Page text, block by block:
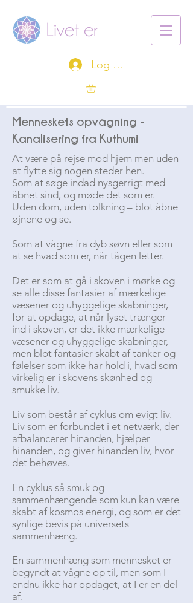
Log ind
Menneskets opvågning -
Kanalisering fra Kuthumi
At være på rejse mod hjem men uden
at flytte sig nogen steder hen.
Som at søge indad nysgerrigt med
åbnet sind, og møde det som er.
Uden dom, uden tolkning – blot åbne
øjnene og se.
Som at vågne fra dyb søvn eller som
at se hvad som er, når tågen letter.
Det er som at gå i skoven i mørke og
se alle disse fantasier af mærkelige
væsener og uhyggelige skabninger,
for at opdage, at når lyset trænger
ind i skoven, er det ikke mærkelige
væsener og uhyggelige skabninger,
men blot fantasier skabt af tanker og
følelser som ikke har hold i, hvad som
virkelig er i skovens skønhed og
smukke liv.
Liv som består af cyklus om evigt liv.
Liv som er forbundet i et netværk, der
afbalancerer hinanden, hjælper
hinanden, og giver hinanden liv, hvor
det behøves.
En cyklus så smuk og
sammenhængende som kun kan være
skabt af kosmos energi, og som er det
synlige bevis på universets
sammenhæng.
En sammenhæng som mennesket er
begyndt at vågne op til, men som I
endnu ikke har opdaget, at I er en del
af.